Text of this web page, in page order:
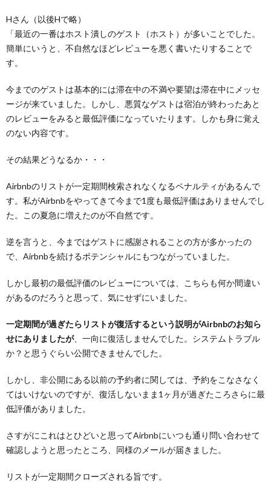
Hさん（以後Hで略）
「最近の一番はホスト潰しのゲスト（ホスト）が多いことでした。
簡単にいうと、不自然なほどレビューを悪く書いたりすることで
す。
今までのゲストは基本的には滞在中の不満や要望は滞在中にメッセ
ージが来ていました。しかし、悪質なゲストは宿泊が終わったあと
のレビューをみると最低評価になっていたります。しかも身に覚え
のない内容です。
その結果どうなるか・・・
Airbnbのリストが一定期間検索されなくなるペナルティがあるんで
す。私がAirbnbをやってきて今まで1度も最低評価はありませんでし
た。この夏急に増えたのが不自然です。
逆を言うと、今まではゲストに感謝されることの方が多かったの
で、Airbnbを続けるポテンシャルにもつながっていました。
しかし最初の最低評価のレビューについては、こちらも何か間違い
があるのだろうと思って、気にせずにいました。
一定期間が過ぎたらリストが復活するという説明がAirbnbのお知ら
せにありましたが、一向に復活しませんでした。システムトラブル
か？と思うぐらい公開できませんでした。
しかし、非公開にある以前の予約者に関しては、予約をこなさなく
てはいけないのですが、復活しないまま1ヶ月が過ぎたころさらに最
低評価がありました。
さすがにこれはとひどいと思ってAirbnbにいつも通り問い合わせて
確認しようと思ったところ、同様のメールが届きました。
リストが一定期間クローズされる旨です。